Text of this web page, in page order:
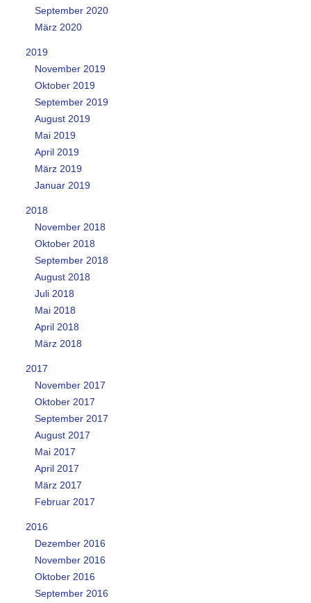
September 2020
März 2020
2019
November 2019
Oktober 2019
September 2019
August 2019
Mai 2019
April 2019
März 2019
Januar 2019
2018
November 2018
Oktober 2018
September 2018
August 2018
Juli 2018
Mai 2018
April 2018
März 2018
2017
November 2017
Oktober 2017
September 2017
August 2017
Mai 2017
April 2017
März 2017
Februar 2017
2016
Dezember 2016
November 2016
Oktober 2016
September 2016